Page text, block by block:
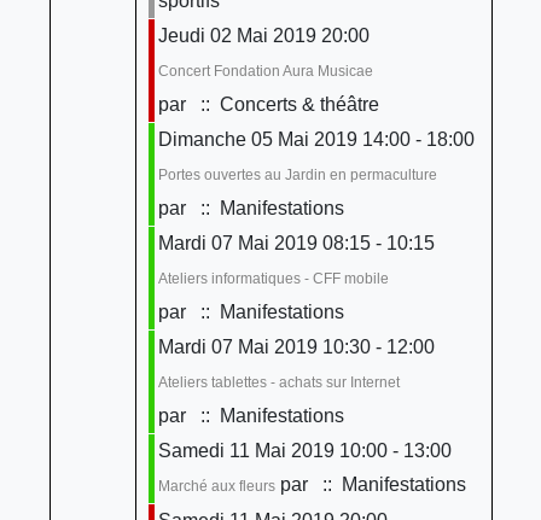
Jeudi 02 Mai 2019 20:00
Concert Fondation Aura Musicae
par
:: Concerts & théâtre
Dimanche 05 Mai 2019 14:00 - 18:00
Portes ouvertes au Jardin en permaculture
par
:: Manifestations
Mardi 07 Mai 2019 08:15 - 10:15
Ateliers informatiques - CFF mobile
par
:: Manifestations
Mardi 07 Mai 2019 10:30 - 12:00
Ateliers tablettes - achats sur Internet
par
:: Manifestations
Samedi 11 Mai 2019 10:00 - 13:00
Marché aux fleurspar
:: Manifestations